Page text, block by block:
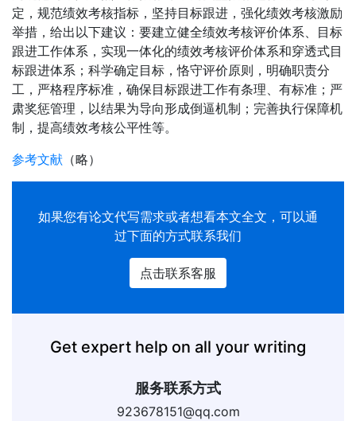
定，规范绩效考核指标，坚持目标跟进，强化绩效考核激励
举措，给出以下建议：要建立健全绩效考核评价体系、目标
跟进工作体系，实现一体化的绩效考核评价体系和穿透式目
标跟进体系；科学确定目标，恪守评价原则，明确职责分
工，严格程序标准，确保目标跟进工作有条理、有标准；严
肃奖惩管理，以结果为导向形成倒逼机制；完善执行保障机
制，提高绩效考核公平性等。
参考文献 （略）
如果您有论文代写需求或者想看本文全文，可以通
过下面的方式联系我们
点击联系客服
Get expert help on all your writing
服务联系方式
923678151@qq.com